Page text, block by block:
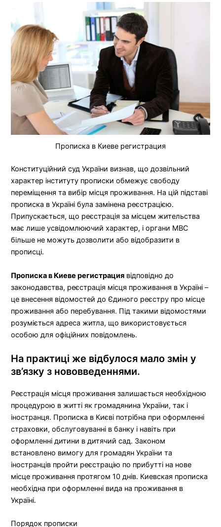
Прописка в Киеве регистрация
Конституційний суд України визнав, що дозвільний
характер інституту прописки обмежує свободу
переміщення та вибір місця проживання. На цій підставі
прописка в Україні була замінена реєстрацією.
Припускається, що реєстрація за місцем жительства
має лише усвідомлюючий характер, і органи МВС
більше не можуть дозволити або відобразити в
прописці.
Прописка в Киеве регистрация відповідно до
законодавства, реєстрація місця проживання в Україні –
це внесення відомостей до Єдиного реєстру про місце
проживання або перебування. Під такими відомостями
розуміється адреса житла, що використовується
особою для офіційних повідомлень.
На практиці же відбулося мало змін у
зв’язку з нововведеннями.
Реєстрація місця проживання залишається необхідною
процедурою в житті як громадянина України, так і
іностранця. Прописка в Києві потрібна при оформленні
страховки, обслуговуванні в банку і навіть при
оформленні дитини в дитячий сад. Законом
встановлено вимогу для громадян України та
іностранців пройти реєстрацію по прибутті на нове
місце проживання протягом 10 днів. Киевская прописка
необхідна при оформленні вида на проживання в
Україні.
Порядок прописки